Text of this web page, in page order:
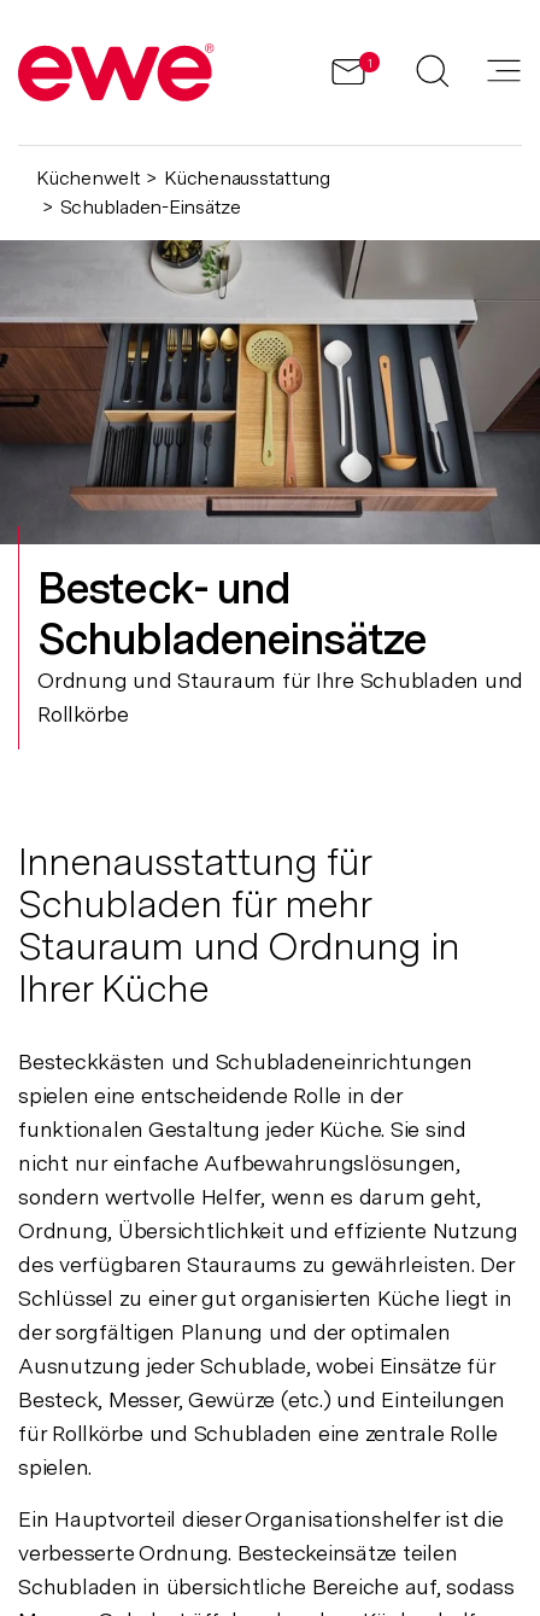
1
Küchenwelt
Küchenausstattung
Schubladen-Einsätze
Besteck- und
Schubladeneinsätze
Ordnung und Stauraum für Ihre Schubladen und
Rollkörbe
Innenausstattung für
Schubladen für mehr
Stauraum und Ordnung in
Ihrer Küche
Besteckkästen und Schubladeneinrichtungen
spielen eine entscheidende Rolle in der
funktionalen Gestaltung jeder Küche. Sie sind
nicht nur einfache Aufbewahrungslösungen,
sondern wertvolle Helfer, wenn es darum geht,
Ordnung, Übersichtlichkeit und effiziente Nutzung
des verfügbaren Stauraums zu gewährleisten. Der
Schlüssel zu einer gut organisierten Küche liegt in
der sorgfältigen Planung und der optimalen
Ausnutzung jeder Schublade, wobei Einsätze für
Besteck, Messer, Gewürze (etc.) und Einteilungen
für Rollkörbe und Schubladen eine zentrale Rolle
spielen.
Ein Hauptvorteil dieser Organisationshelfer ist die
verbesserte Ordnung. Besteckeinsätze teilen
Schubladen in übersichtliche Bereiche auf, sodass